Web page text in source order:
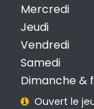
Mercredi
Jeudi
Vendredi
Samedi
Dimanche &
Ouvert le